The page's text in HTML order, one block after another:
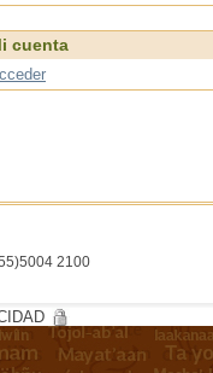
cuenta
2100